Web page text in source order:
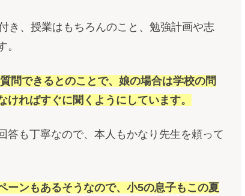
き、授業はもちろんのこと、勉強計画や志
。
問できるとのことで、娘の場合は学校の問
ればすぐに聞くようにしています。
答も丁寧なので、本人もかなり先生を頼って
ーンもあるそうなので、小5の息子もこの夏